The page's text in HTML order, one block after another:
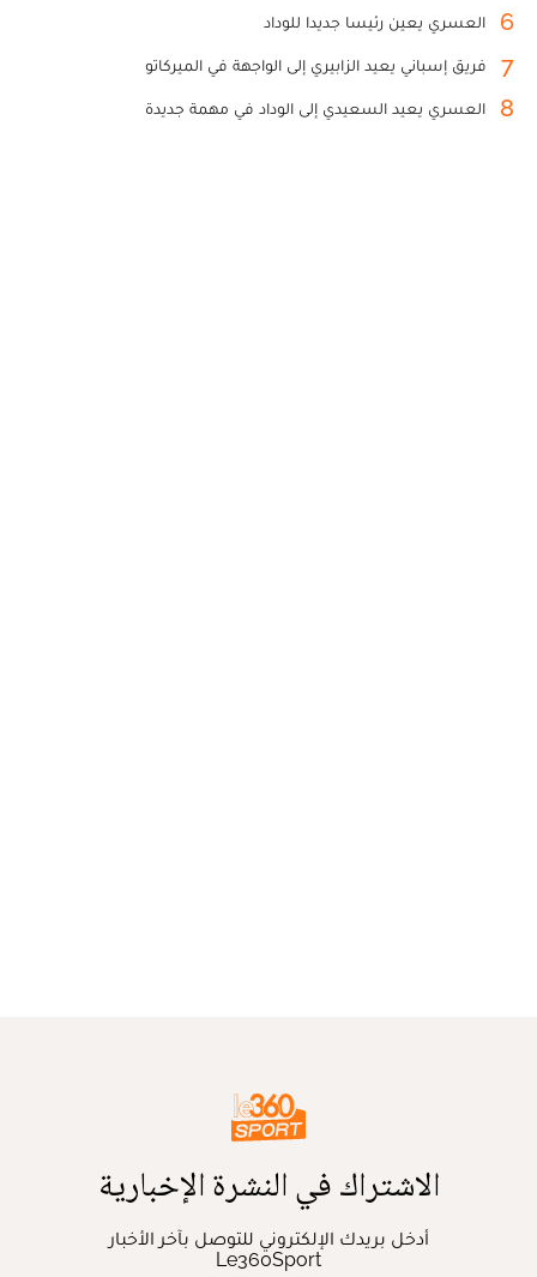
6 العسري يعين رئيسا جديدا للوداد
7 فريق إسباني يعيد الزابيري إلى الواجهة في الميركاتو
8 العسري يعيد السعيدي إلى الوداد في مهمة جديدة
الاشتراك في النشرة الإخبارية
أدخل بريدك الإلكتروني للتوصل بآخر الأخبار
Le360Sport